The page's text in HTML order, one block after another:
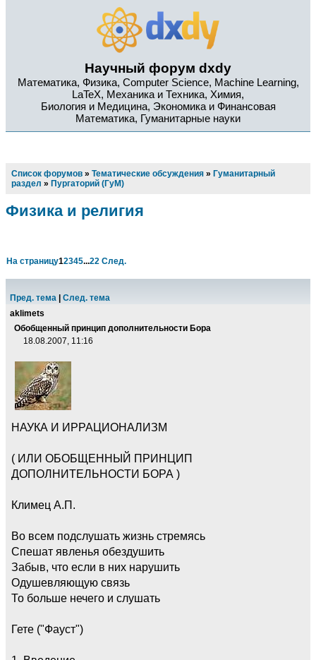
Научный форум dxdy
Математика, Физика, Computer Science, Machine Learning,
LaTeX, Механика и Техника, Химия,
Биология и Медицина, Экономика и Финансовая
Математика, Гуманитарные науки
Список форумов » Тематические обсуждения » Гуманитарный
раздел » Пургаторий (ГуМ)
Физика и религия
На страницу12345...22 След.
Пред. тема
След. тема
aklimets
Обобщенный принцип дополнительности Бора
18.08.2007, 11:16
НАУКА И ИРРАЦИОНАЛИЗМ
( ИЛИ ОБОБЩЕННЫЙ ПРИНЦИП
ДОПОЛНИТЕЛЬНОСТИ БОРА )
Климец А.П.
Во всем подслушать жизнь стремясь
Спешат явленья обездушить
Забыв, что если в них нарушить
Одушевляющую связь
То больше нечего и слушать
Гете ("Фауст")